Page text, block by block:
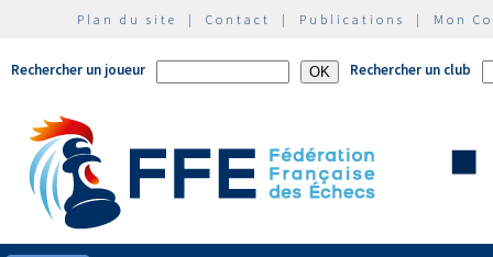
Plan du site | Contact | Publications | Mon
Rechercher un joueur Rechercher un club